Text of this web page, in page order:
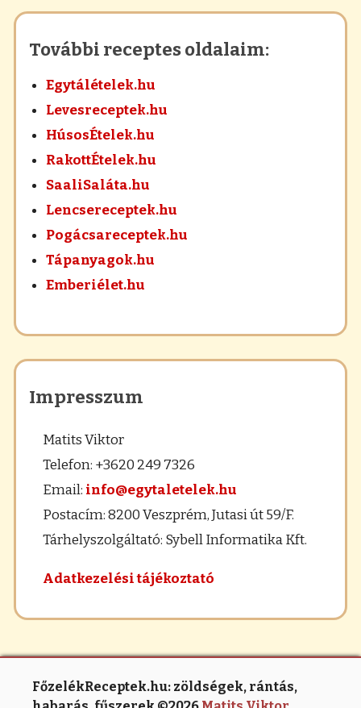
További receptes oldalaim:
Egytálételek.hu
Levesreceptek.hu
HúsosÉtelek.hu
RakottÉtelek.hu
SaaliSaláta.hu
Lencsereceptek.hu
Pogácsareceptek.hu
Tápanyagok.hu
Emberiélet.hu
Impresszum
Matits Viktor
Telefon: +3620 249 7326
Email: info@egytaletelek.hu
Postacím: 8200 Veszprém, Jutasi út 59/F.
Tárhelyszolgáltató: Sybell Informatika Kft.
Adatkezelési tájékoztató
FőzelékReceptek.hu: zöldségek, rántás,